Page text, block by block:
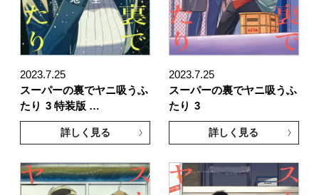
2023.7.25
スーパーの裏でヤニ吸うふ
たり 3 特装版 …
詳しく見る
2023.7.25
スーパーの裏でヤニ吸うふ
たり 3
詳しく見る